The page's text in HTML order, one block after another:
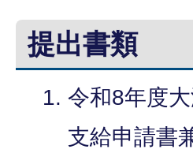
提出書類
令和8年度
支給申請書